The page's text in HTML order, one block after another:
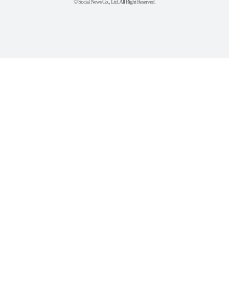
© Social News Co., Ltd. All Right Reserved.